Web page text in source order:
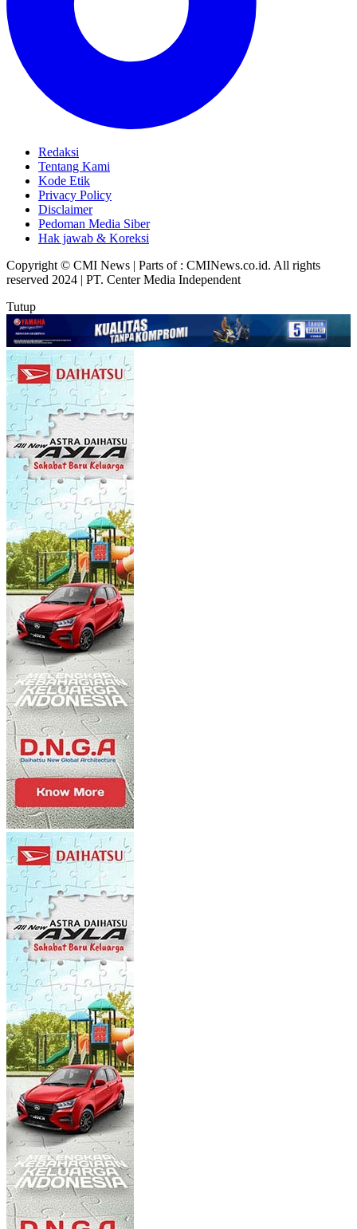
Redaksi
Tentang Kami
Kode Etik
Privacy Policy
Disclaimer
Pedoman Media Siber
Hak jawab & Koreksi
Copyright © CMI News | Parts of : CMINews.co.id. All rights
reserved 2024 | PT. Center Media Independent
Tutup